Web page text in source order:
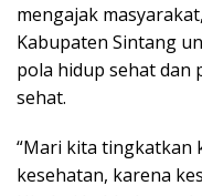
mengajak
Kabupaten Sintang
pola hidup sehat dan
sehat.
“Mari kita tingkatkan
kesehatan, karena